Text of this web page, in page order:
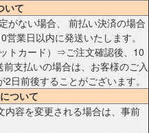
いて
がない場合、 前払い決済の場合
業日以内に発送いたします。
トカード）⇒ご注文確認後、10
支払いの場合は、お客様のご入
日前後することがございます。
ついて
内容を変更される場合は、事前